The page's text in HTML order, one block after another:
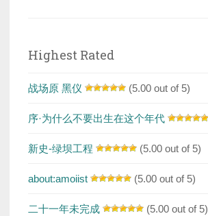
Highest Rated
战场原 黑仪 (5.00 out of 5)
序·为什么不要出生在这个年代
新史-绿坝工程 (5.00 out of 5)
about:amoiist (5.00 out of 5)
二十一年未完成 (5.00 out of 5)